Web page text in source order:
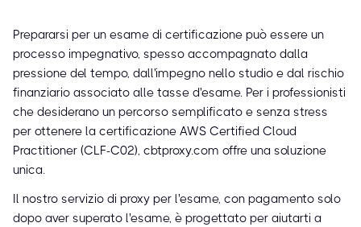
Prepararsi per un esame di certificazione può essere un
processo impegnativo, spesso accompagnato dalla
pressione del tempo, dall'impegno nello studio e dal rischio
finanziario associato alle tasse d'esame. Per i professionisti
che desiderano un percorso semplificato e senza stress
per ottenere la certificazione AWS Certified Cloud
Practitioner (CLF-C02), cbtproxy.com offre una soluzione
unica.
Il nostro servizio di proxy per l'esame, con pagamento solo
dopo aver superato l'esame, è progettato per aiutarti a